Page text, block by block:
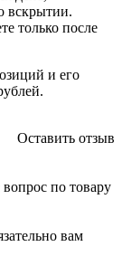
вскрытии.
только после
и его
Оставить отзыв
по товару
вам